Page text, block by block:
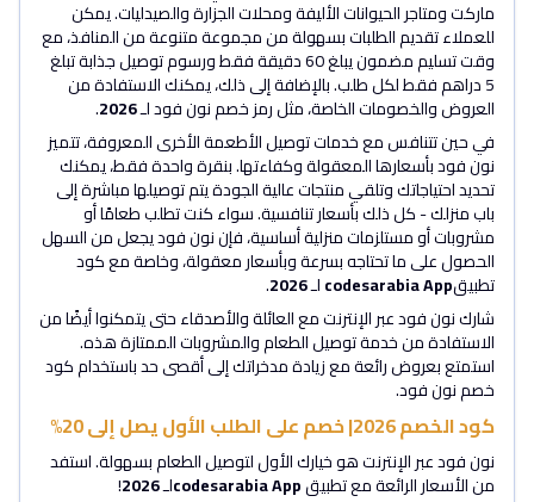
ماركت ومتاجر الحيوانات الأليفة ومحلات الجزارة والصيدليات. يمكن
للعملاء تقديم الطلبات بسهولة من مجموعة متنوعة من المنافذ، مع
وقت تسليم مضمون يبلغ 60 دقيقة فقط ورسوم توصيل جذابة تبلغ
5 دراهم فقط لكل طلب. بالإضافة إلى ذلك، يمكنك الاستفادة من
العروض والخصومات الخاصة، مثل رمز خصم نون فود لـ2026
.
في حين تتنافس مع خدمات توصيل الأطعمة الأخرى المعروفة، تتميز
نون فود بأسعارها المعقولة وكفاءتها. بنقرة واحدة فقط، يمكنك
تحديد احتياجاتك وتلقي منتجات عالية الجودة يتم توصيلها مباشرة إلى
باب منزلك - كل ذلك بأسعار تنافسية. سواء كنت تطلب طعامًا أو
مشروبات أو مستلزمات منزلية أساسية، فإن نون فود يجعل من السهل
الحصول على ما تحتاجه بسرعة وبأسعار معقولة، وخاصة مع كود
تطبيقcodesarabia Appلـ2026
.
شارك نون فود عبر الإنترنت مع العائلة والأصدقاء حتى يتمكنوا أيضًا من
الاستفادة من خدمة توصيل الطعام والمشروبات الممتازة هذه.
استمتع بعروض رائعة مع زيادة مدخراتك إلى أقصى حد باستخدام كود
خصم نون فود.
كود الخصم 2026| خصم على الطلب الأول يصل إلى 20%
نون فود عبر الإنترنت هو خيارك الأول لتوصيل الطعام بسهولة. استفد
من الأسعار الرائعة مع تطبيقcodesarabia Appلـ2026
!